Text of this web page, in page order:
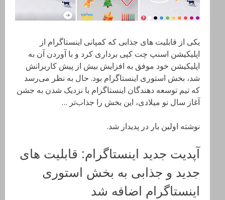
یکی از قابلیت های جذابی که کمپانی اینستاگرام از
اپلیکیشن اسنپ چت کپی برداری کرد و با آوردن آن به
اپلیکیشن خود موفق به افزایش بیش از پیش کاربرانش
شد، بخش استوری اینستاگرام بود. حال به نظر می‌رسد
که تیم توسعه دهندگان اینستاگرام با نزدیک شدن به جشن
آغاز سال نو میلادی، این بخش را جذاب‌تر …
نوشته اولین بار در پدیدار شد.
آپدیت جدید اینستاگرام: قابلیت های
جدید و جذابی به بخش استوری
اینستاگرام اضافه شد